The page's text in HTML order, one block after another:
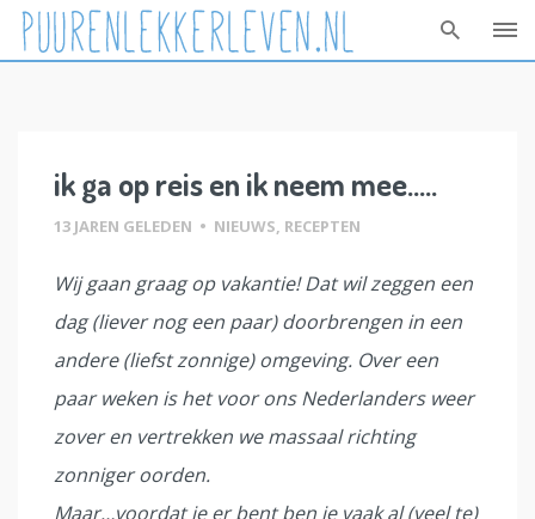
ik ga op reis en ik neem mee…..
13 JAREN GELEDEN • NIEUWS, RECEPTEN
Wij gaan graag op vakantie! Dat wil zeggen een
dag (liever nog een paar) doorbrengen in een
andere (liefst zonnige) omgeving. Over een
paar weken is het voor ons Nederlanders weer
zover en vertrekken we massaal richting
zonniger oorden.
Maar…voordat je er bent ben je vaak al (veel te)